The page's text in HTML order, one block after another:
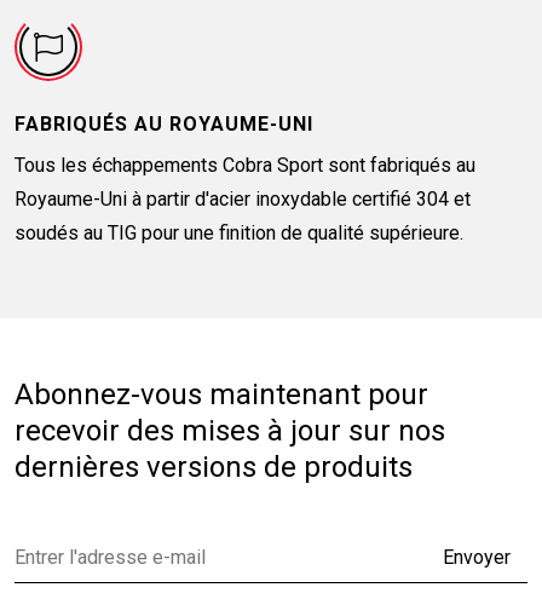
FABRIQUÉS AU ROYAUME-UNI
Tous les échappements Cobra Sport sont fabriqués au
Royaume-Uni à partir d'acier inoxydable certifié 304 et
soudés au TIG pour une finition de qualité supérieure.
Abonnez-vous maintenant pour
recevoir des mises à jour sur nos
dernières versions de produits
Envoyer